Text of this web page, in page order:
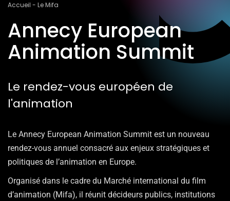
Fil
Accueil Le Mifa
Annecy European
Animation Summit
Le rendez-vous européen de
l'animation
Le Annecy European Animation Summit est un nouveau
rendez-vous annuel consacré aux enjeux stratégiques et
politiques de l’animation en Europe.
Organisé dans le cadre du Marché international du film
d’animation (Mifa), il réunit décideurs publics, institutions